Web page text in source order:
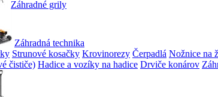
Záhradné grily
Záhradná technika
Strunové kosačky Krovinorezy Čerpadlá Nožnice na
čističe) Hadice a vozíky na hadice Drviče konárov